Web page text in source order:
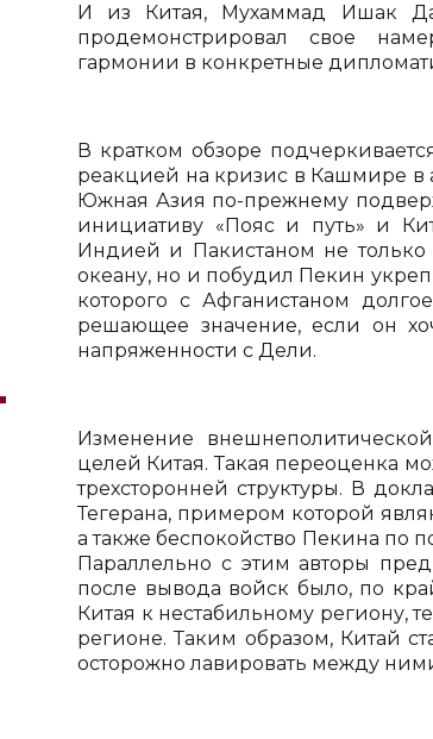
И из Китая, Мухаммад Ишак
продемонстрировал свое
гармонии в конкретные
В кратком обзоре
реакцией на кризис в Кашмире в
Южная Азия по-прежнему
инициативу «Пояс и путь» и
Индией и Пакистаном не
океану, но и побудил Пекин
которого с Афганистаном
решающее значение, если он
напряженности с Дели.
Изменение
целей Китая. Такая переоценка
трехсторонней структуры. В
Тегерана, примером которой
а также беспокойство Пекина по
Параллельно с этим авторы
после вывода войск было, по
Китая к нестабильному региону,
регионе. Таким образом, Китай
осторожно лавировать между